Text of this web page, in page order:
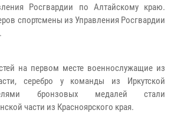
Росгвардии по Алтайскому краю.
спортсмены из Управления Росгвардии
на первом месте военнослужащие из
серебро у команды из Иркутской
бронзовых медалей стали
части из Красноярского края.